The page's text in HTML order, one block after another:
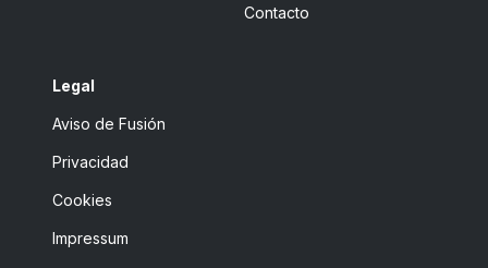
Contacto
Legal
Aviso de Fusión
Privacidad
Cookies
Impressum